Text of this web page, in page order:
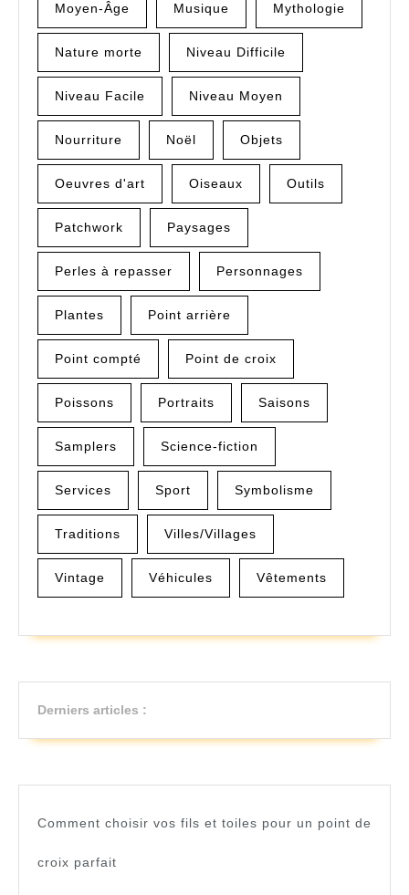
Moyen-Âge Musique Mythologie
Nature morte Niveau Difficile
Niveau Facile Niveau Moyen
Nourriture Noël Objets
Oeuvres d'art Oiseaux Outils
Patchwork Paysages
Perles à repasser Personnages
Plantes Point arrière
Point compté Point de croix
Poissons Portraits Saisons
Samplers Science-fiction
Services Sport Symbolisme
Traditions Villes/Villages
Vintage Véhicules Vêtements
Derniers articles :
Comment choisir vos fils et toiles pour un point de
croix parfait